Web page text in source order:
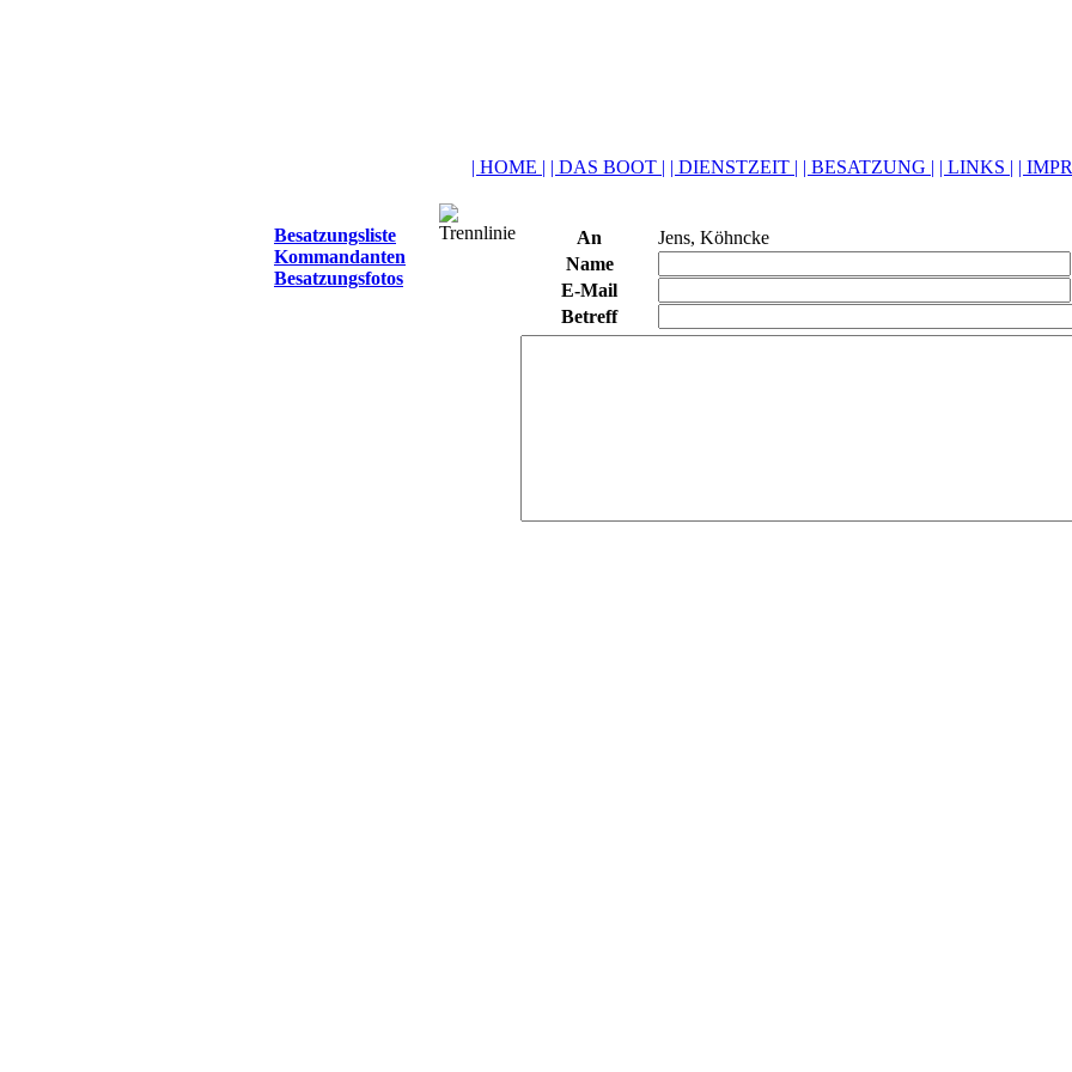
| HOME | | DAS BOOT | | DIENSTZEIT | | BESATZUNG | | LINKS | |
Besatzungsliste
Kommandanten
Besatzungsfotos
An
Jens, Köhncke
Name
E-Mail
Betreff